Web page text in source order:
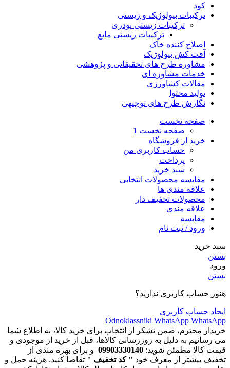
کود
ترکیبات بیولوژیک و زیستی
ترکیبات زیستی پودری
ترکیبات زیستی مایع
اصلاح کننده خاک
آفت کش بیولوژیک
مشاوره طرح های تحقیقاتی و پژوهشی
خدمات مشاوره ای
مقالات کشاورزی
تولید محتوا
نگارش طرح های توجیهی
صفحه نخست
صفحه نخست 1
خرید از فروشگاه
حساب کاربری من
پرداخت
سبد خرید
مقایسه محصولات انتخابی
علاقه مندی ها
محصولات تخفیف دار
علاقه مندی
مقایسه
ورود / ثبت نام
سبد خرید
بستن
ورود
بستن
هنوز حساب کاربری ندارید؟
ایجاد حساب کاربری
Odnoklassniki WhatsApp WhatsApp
خریدار محترم، ضمن تشکر از انتخاب برای خرید کالا، به اطلاع شما
می رسانیم به دلیل به روزرسانی کالاها، قبل از خرید از موجودی و
قیمت کالا مطمئن شوید: 09903330140 و برای بهره مندی از
تخفیف بیشتر از معرف خود " کد تخفیف " تقاضا کنید. هزینه حمل و